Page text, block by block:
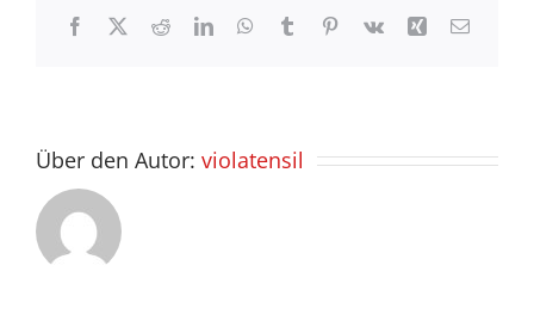
Facebook
X RedditLinkedInWhatsApp
TumblrPinterest
Vk Xing E-
Über den Autor: violatensil